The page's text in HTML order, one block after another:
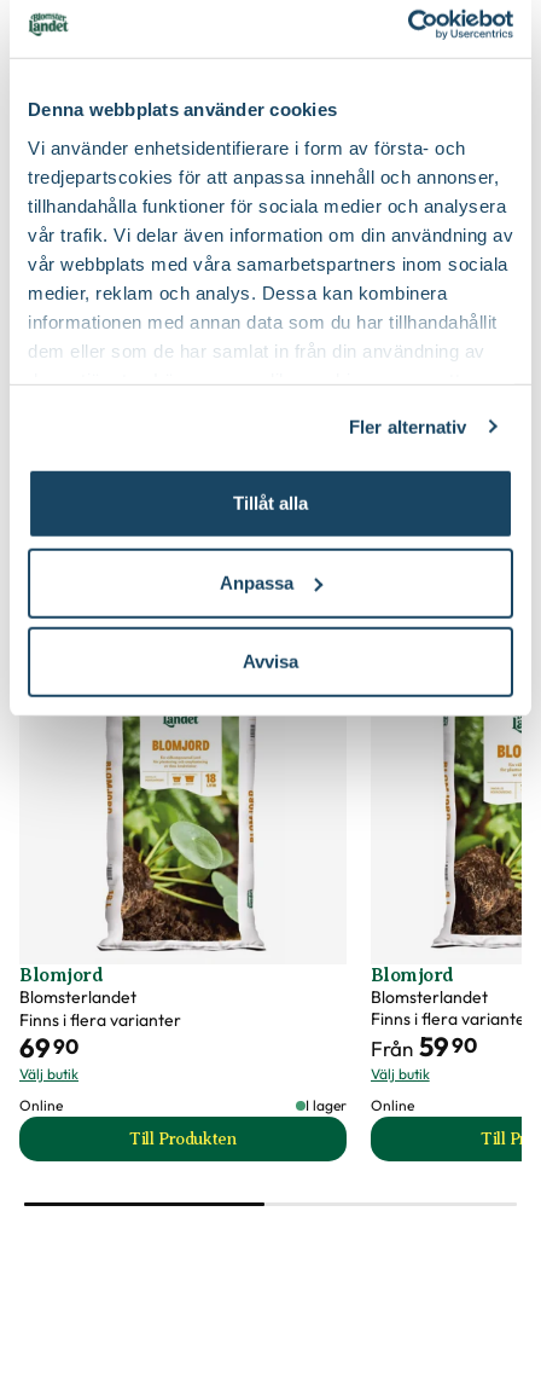
Denna webbplats använder cookies
Vi använder enhetsidentifierare i form av första- och
tredjepartscokies för att anpassa innehåll och annonser,
tillhandahålla funktioner för sociala medier och analysera
vår trafik. Vi delar även information om din användning av
vår webbplats med våra samarbetspartners inom sociala
medier, reklam och analys. Dessa kan kombinera
informationen med annan data som du har tillhandahållit
dem eller som de har samlat in från din användning av
Fler alternativ
Tillåt alla
Anpassa
Avvisa
Banddracena 'Lemon Lime'
Dracaena fragrans (Deremensis-Gruppen)
Finns i flera varianter
Från 1299:-
Blomjord
Blomsterlandet
Finns i flera varianter
6990
Välj butik
Online
I lager
Till Produkten
till Blomjord produktsida
Blomjord
Blomsterlandet
Finns i flera varianter
Från 5990
Välj butik
Online
Till